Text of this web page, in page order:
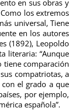
en sus obras y
los extremos
universal, Tiene
en los autores
(1892), Leopoldo
literaria: “Aunque
tiene comparación
compatriotas, a
el grado a que
por ejemplo,
española”.